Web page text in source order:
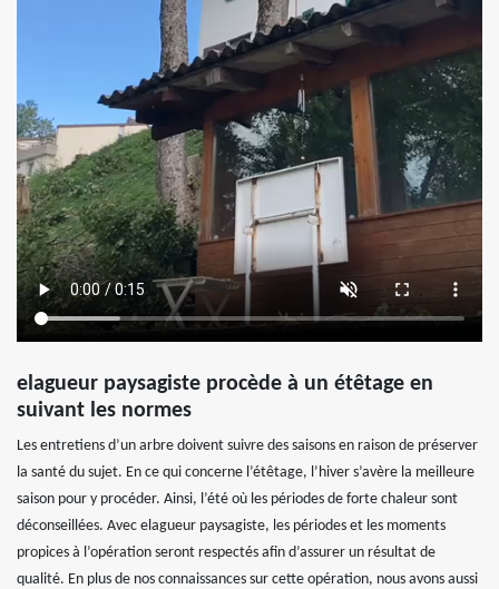
elagueur paysagiste procède à un étêtage en
suivant les normes
Les entretiens d’un arbre doivent suivre des saisons en raison de préserver
la santé du sujet. En ce qui concerne l’étêtage, l’hiver s’avère la meilleure
saison pour y procéder. Ainsi, l’été où les périodes de forte chaleur sont
déconseillées. Avec elagueur paysagiste, les périodes et les moments
propices à l’opération seront respectés afin d’assurer un résultat de
qualité. En plus de nos connaissances sur cette opération, nous avons aussi